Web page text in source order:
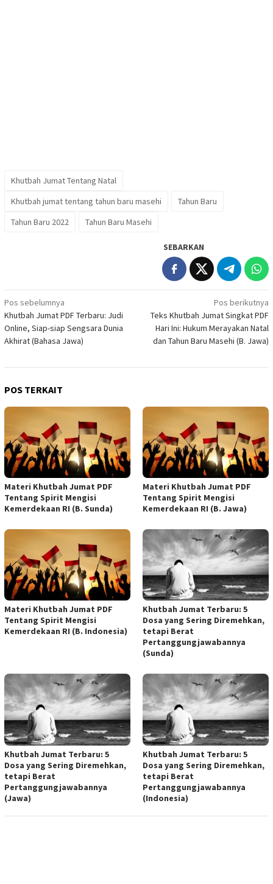
Khutbah Jumat Tentang Natal
Khutbah jumat tentang tahun baru masehi
Tahun Baru
Tahun Baru 2022
Tahun Baru Masehi
SEBARKAN
Navigasi
pos
Pos sebelumnya
Khutbah Jumat PDF Terbaru: Judi
Online, Siap-siap Sengsara Dunia
Akhirat (Bahasa Jawa)
Pos berikutnya
Teks Khutbah Jumat Singkat PDF
Hari Ini: Hukum Merayakan Natal
dan Tahun Baru Masehi (B. Jawa)
POS TERKAIT
Materi Khutbah Jumat PDF
Tentang Spirit Mengisi
Kemerdekaan RI (B. Sunda)
Materi Khutbah Jumat PDF
Tentang Spirit Mengisi
Kemerdekaan RI (B. Jawa)
Materi Khutbah Jumat PDF
Tentang Spirit Mengisi
Kemerdekaan RI (B. Indonesia)
Khutbah Jumat Terbaru: 5
Dosa yang Sering Diremehkan,
tetapi Berat
Pertanggungjawabannya
(Sunda)
Khutbah Jumat Terbaru: 5
Dosa yang Sering Diremehkan,
tetapi Berat
Pertanggungjawabannya
(Jawa)
Khutbah Jumat Terbaru: 5
Dosa yang Sering Diremehkan,
tetapi Berat
Pertanggungjawabannya
(Indonesia)